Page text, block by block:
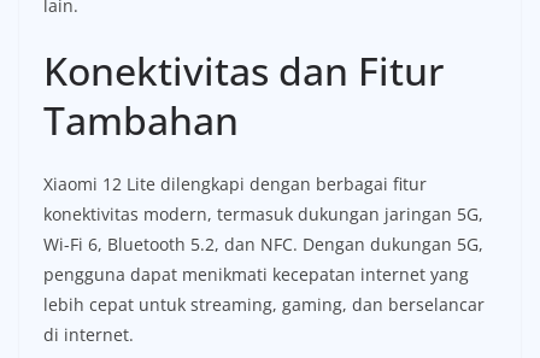
lain.
Konektivitas dan Fitur
Tambahan
Xiaomi 12 Lite dilengkapi dengan berbagai fitur
konektivitas modern, termasuk dukungan jaringan 5G,
Wi-Fi 6, Bluetooth 5.2, dan NFC. Dengan dukungan 5G,
pengguna dapat menikmati kecepatan internet yang
lebih cepat untuk streaming, gaming, dan berselancar
di internet.